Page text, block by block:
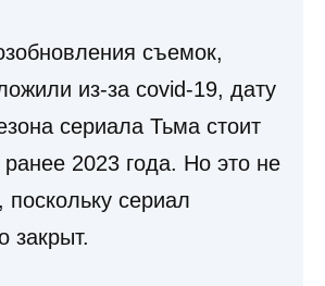
съемок,
из-за covid-19, дату
сериала Тьма стоит
2023 года. Но это не
поскольку сериал
закрыт.